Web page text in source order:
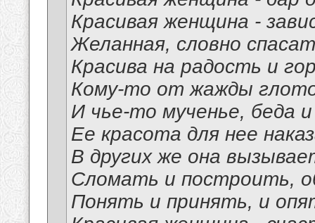
Красивая женщина -
Желанная, словно
Красива на радость и
Кому-то от жажды
И чье-то мученье, беда и
Ее красота для нее
В других же она
Сломать и построить,
Понять и принять, и